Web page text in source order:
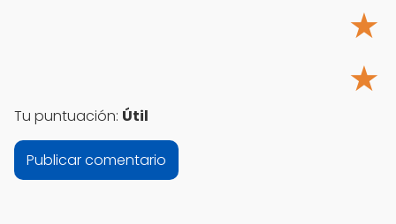
★
★
Tu puntuación: Útil